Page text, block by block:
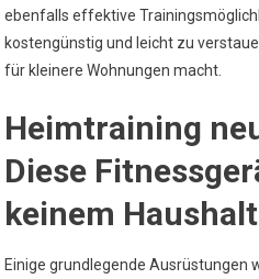
ebenfalls effektive
kostengünstig und leicht zu
für kleinere Wohnungen macht.
Heimtraining
Diese
keinem
Einige grundlegende Ausrüstungen